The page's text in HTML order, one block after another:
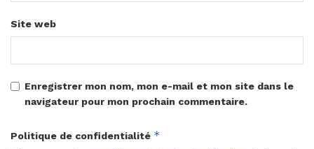
Site web
Enregistrer mon nom, mon e-mail et mon site dans le
navigateur pour mon prochain commentaire.
Politique de confidentialité *